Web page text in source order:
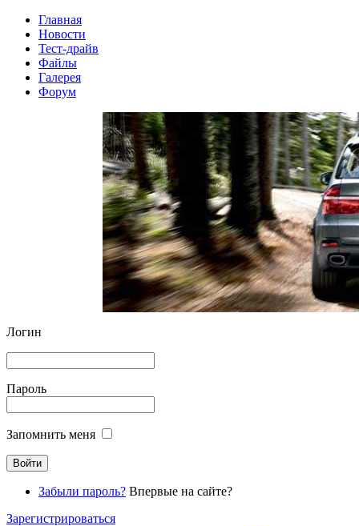
Главная
Новости
Тест-драйв
Файлы
Галерея
Форум
Логин
Пароль
Запомнить меня
Забыли пароль? Впервые на сайте?
Зарегистрироваться